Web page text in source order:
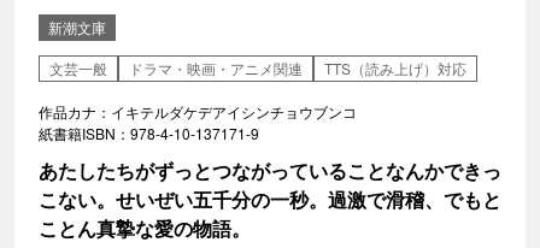
新潮文庫
文芸一般
ドラマ・映画・アニメ関連 TTS（読み上げ）対応
作品カナ：イキテルダケデアイシンチョウブンコ
紙書籍ISBN：978-4-10-137171-9
あたしたちがずっとつながっていることなんかできっ
こない。せいぜい五千分の一秒。過激で滑稽、でもと
ことん真摯な愛の物語。